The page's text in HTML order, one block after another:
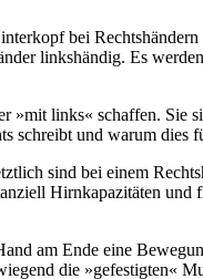
bei
linkshändig. Es
»mit links« schaffen. Sie
schreibt und warum dies
sind bei einem
Hirnkapazitäten und
am Ende eine
die »gefestigten«